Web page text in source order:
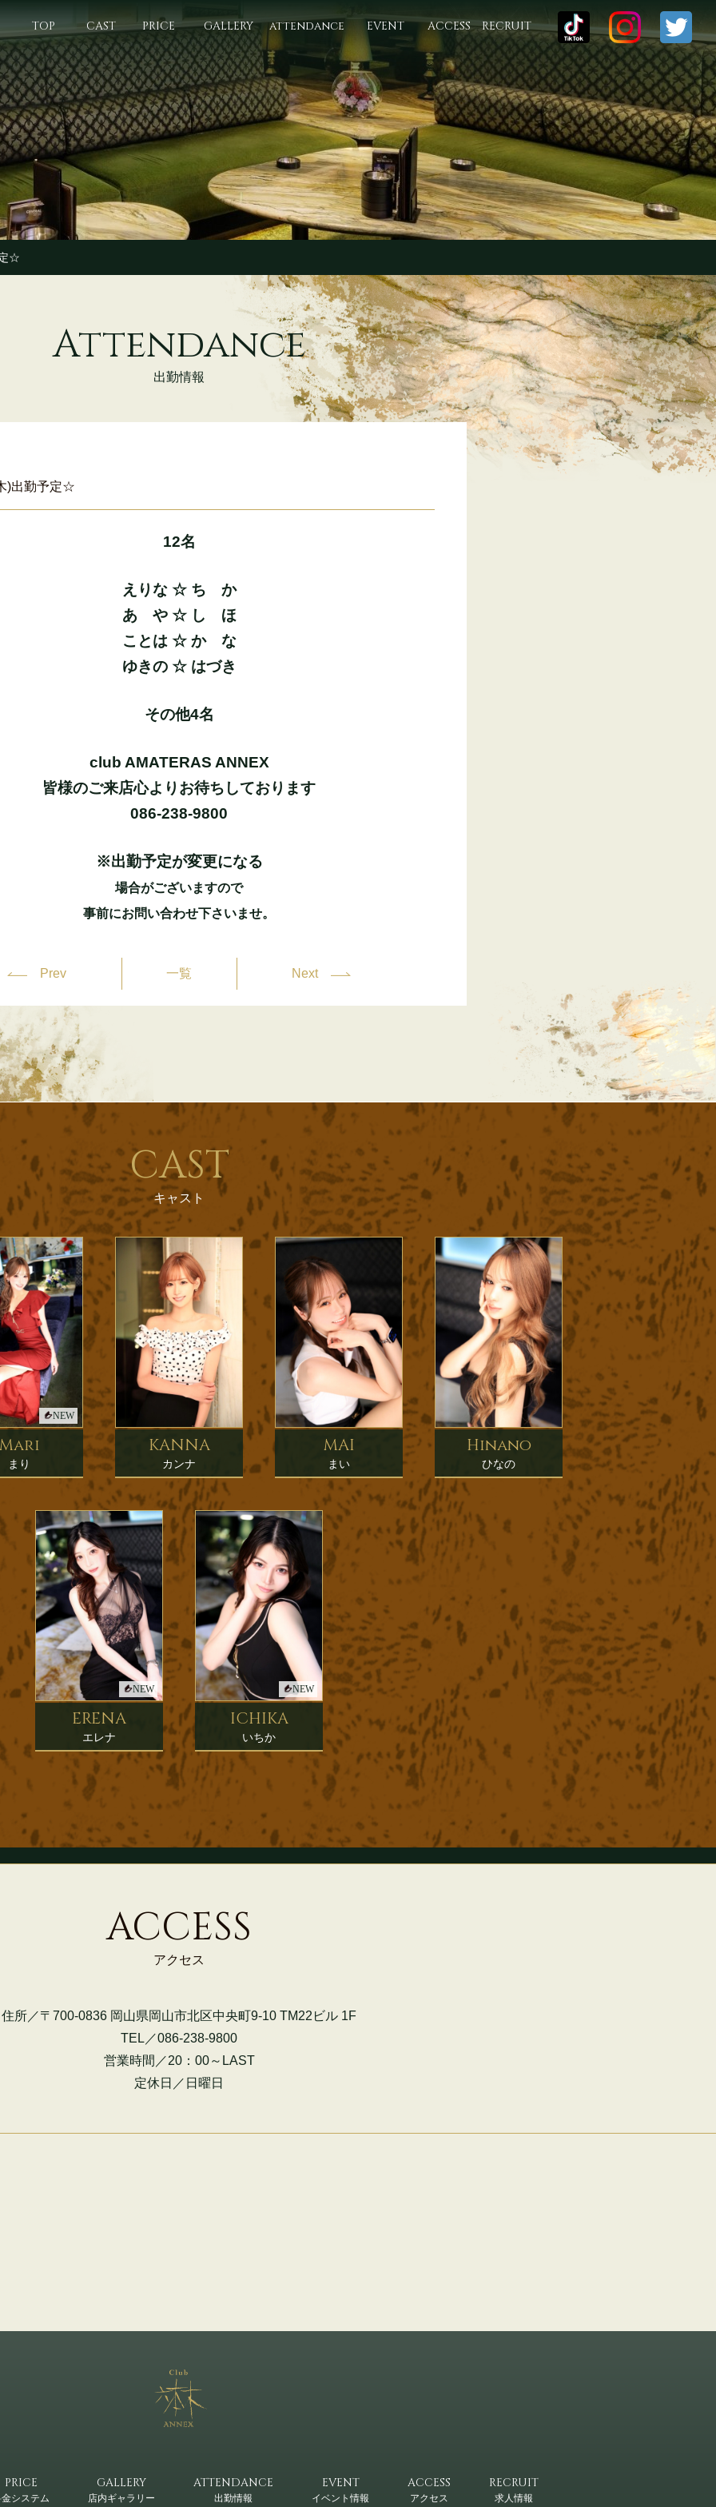
TOP CAST PRICE GALLERY attendance EVENT ACCESS RECRUIT
☆
Attendance
出勤情報
)出勤予定☆
12名
えりな ☆ ち か
あ や ☆ し ほ
ことは ☆ か な
ゆきの ☆ はづき
その他4名
club AMATERAS ANNEX
皆様のご来店心よりお待ちしております
086-238-9800
※出勤予定が変更になる
場合がございますので
事前にお問い合わせ下さいませ。
Prev 一覧 Next
CAST
キャスト
NEW
まり
KANNA
カンナ
MAI
まい
Hinano
ひなの
NEW
ERENA
エレナ
NEW
ICHIKA
いちか
ACCESS
アクセス
住所／〒700-0836 岡山県岡山市北区中央町9-10 TM22ビル 1F
TEL／086-238-9800
営業時間／20：00～LAST
定休日／日曜日
PRICE
システム
GALLERY
店内ギャラリー
ATTENDANCE
出勤情報
EVENT
イベント情報
ACCESS
アクセス
RECRUIT
求人情報